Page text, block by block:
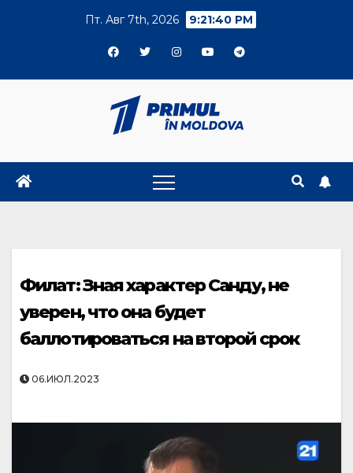
Пт. Авг 7th, 2026 9:21:40 PM
Филат: Зная характер Санду, не
уверен, что она будет
баллотироваться на второй срок
06.ИЮЛ.2023